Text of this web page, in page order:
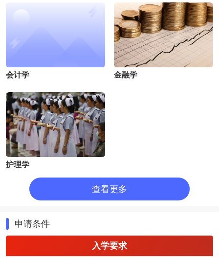
南昆士兰大学共设有5个学院，分别是文学院、商学院、教
育学院、工程与测量学院以及科学学院。大学采取小班授
课的教学形式，学生能够从富有经验和学术知识的教师那
里得到更多的指导和关注。除此以外，学校还为学生提供
一系列服务，包括心理咨询与辅导、24小时安全管理、计
算机信息中心、医疗服务及就业与职业辅导中心。
南昆士兰大学的主校区设施完备，坐落在澳大利亚内
陆的的二大城市Toowoomaba。Toowoomba室内风景如
Brisbane。Toowoomba具有“花园城市”之称，两度被评选
为澳大利亚最理想的居住城市。南昆士兰大学其他校区同
样设施先进，分别坐落于Brisbane周边的Springfield校区
和大堡礁南段的Wide Bay校区。
南昆士兰大学位于昆士兰州的“花园城市”图文巴
Toowoomba，校园面积有90公顷，是一所得到澳大利亚
政府和中国教育部承认的公立综合性大学。成立至今，南
昆士兰大学因其出色的教学水平享有极高的声誉，为全球
其他高等教育学府、教育人士和国际专业教育机构所推
崇。南昆士兰大学始建于1967年。南昆士兰大学的主校区
设施完备，坐落在澳大利亚内陆的的二大城市
仅需90分钟车程即可到达昆士兰首府Brisbane。
Toowoomba具有 “花园城市”之称，两度被评选为澳大利亚
最理想的居住城市。南昆士兰大学其他校区同样设施先
进，分别坐落于Brisbane周边的Springfield 校区和大堡礁
会计学 金融学
护理学
查看更多
申请条件
入学要求